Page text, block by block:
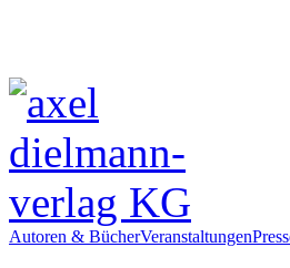
Autoren & BücherVeranstaltungen